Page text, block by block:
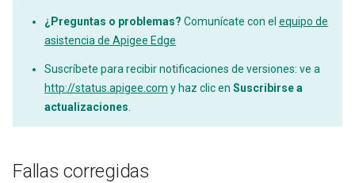
¿Preguntas o problemas? Comunícate con el equipo de
asistencia de Apigee Edge
Suscríbete para recibir notificaciones de versiones: ve a
http://status.apigee.com y haz clic en Suscribirse a
actualizaciones
Fallas corregidas